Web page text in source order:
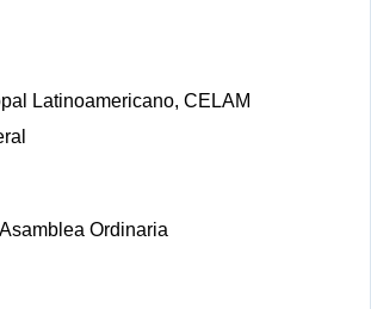
Latinoamericano, CELAM
Ordinaria